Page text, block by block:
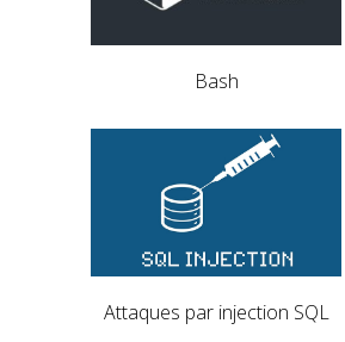
Bash
Attaques par injection SQL